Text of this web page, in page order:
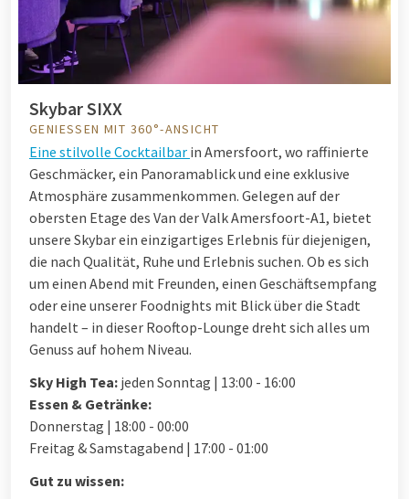
Skybar SIXX
GENIESSEN MIT 360°-ANSICHT
Eine stilvolle Cocktailbar in Amersfoort, wo raffinierte
Geschmäcker, ein Panoramablick und eine exklusive
Atmosphäre zusammenkommen. Gelegen auf der
obersten Etage des Van der Valk Amersfoort-A1, bietet
unsere Skybar ein einzigartiges Erlebnis für diejenigen,
die nach Qualität, Ruhe und Erlebnis suchen. Ob es sich
um einen Abend mit Freunden, einen Geschäftsempfang
oder eine unserer Foodnights mit Blick über die Stadt
handelt – in dieser Rooftop-Lounge dreht sich alles um
Genuss auf hohem Niveau.
Sky High Tea: jeden Sonntag | 13:00 - 16:00
Essen & Getränke:
Donnerstag | 18:00 - 00:00
Freitag & Samstagabend | 17:00 - 01:00
Gut zu wissen: